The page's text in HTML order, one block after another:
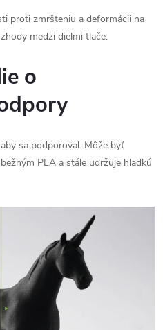
proti zmršteniu a deformácii na
medzi dielmi tlače.
o
sa podporoval. Môže byť
PLA a stále udržuje hladkú